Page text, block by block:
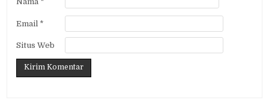
Email *
Situs Web